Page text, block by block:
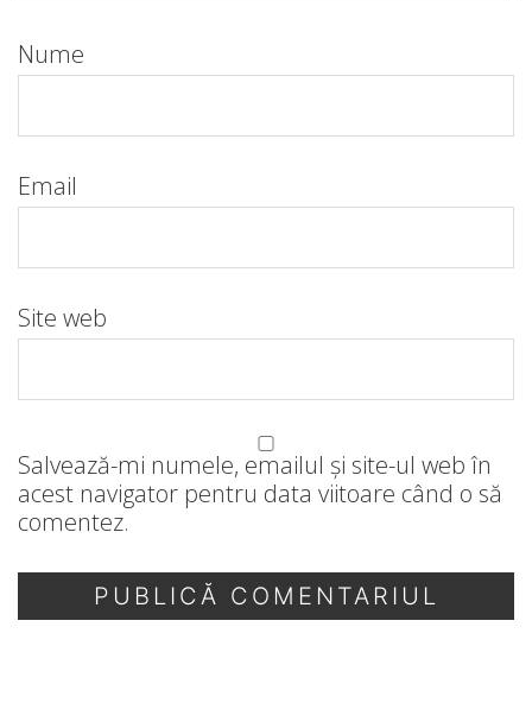
Nume
Email
Site web
Salvează-mi numele, emailul și site-ul web în
acest navigator pentru data viitoare când o să
comentez.